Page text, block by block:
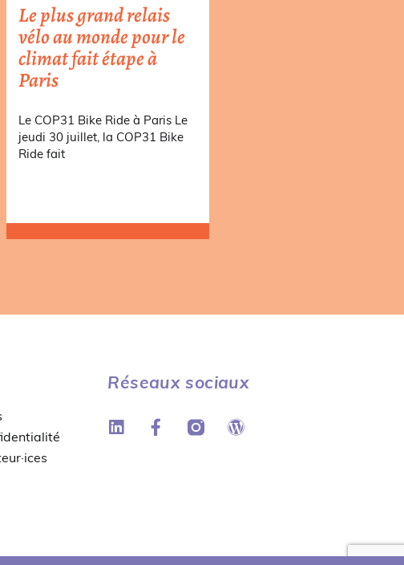
Le plus grand relais
vélo au monde pour le
climat fait étape à
Paris
Le COP31 Bike Ride à Paris Le
jeudi 30 juillet, la COP31 Bike
Ride fait
Réseaux sociaux